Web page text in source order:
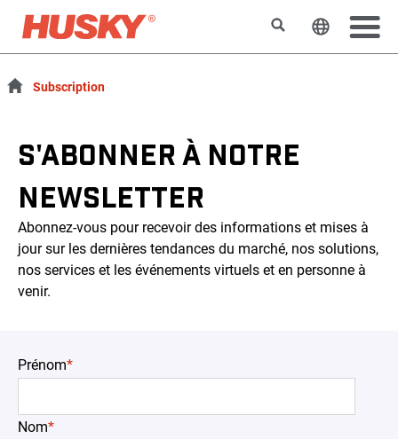
RechercherChanger
Subscription
S'ABONNER À NOTRE
NEWSLETTER
Abonnez-vous pour recevoir des informations et mises à
jour sur les dernières tendances du marché, nos solutions,
nos services et les événements virtuels et en personne à
venir.
Prénom*
Nom*